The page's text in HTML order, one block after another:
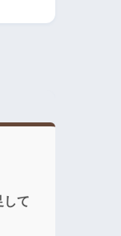
して